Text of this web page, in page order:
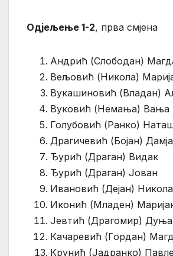
Одјељење 1-2, прва смјена
Андрић (Слободан)
Вељовић (Никола)
Вукашиновић (Владан)
Вуковић (Немања) Вања
Голубовић (Ранко)
Драгичевић (Бојан)
Ђурић (Драган) Видак
Ђурић (Драган) Јован
Ивановић (Дејан) Никола
Иконић (Младен)
Јевтић (Драгомир) Дуња
Качаревић (Гордан)
Крунић (Јадранко) Павле